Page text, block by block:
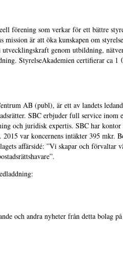
förening som verkar för ett bättre
mission är att öka kunskapen om
utvecklingskraft genom utbildning,
StyrelseAkademien certifierar ca 1
AB (publ), är ett av landets
SBC erbjuder full service inom
och juridisk expertis. SBC har kontor
2015 var koncernens intäkter 395 mkr.
affärsidé: ”Vi skapar och förvaltar
och andra nyheter från detta bolag